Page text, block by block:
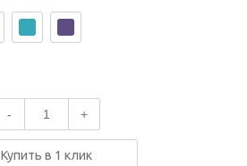
- +
Купить в 1 клик